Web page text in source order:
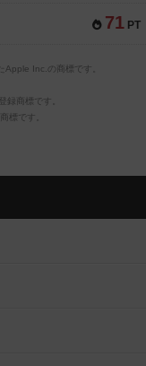
71 PT
Inc.の商標です。
録商標です。
標です。